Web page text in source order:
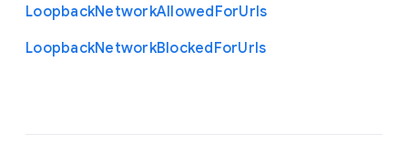
LoopbackNetworkAllowedForUrls
LoopbackNetworkBlockedForUrls